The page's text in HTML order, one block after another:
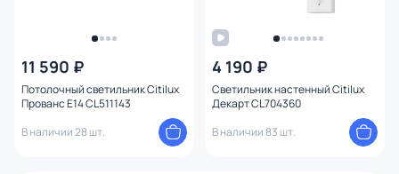
11 590 ₽
Потолочный светильник Citilux
Прованс E14 CL511143
В наличии 28 шт.
4 190 ₽
Светильник настенный Citilux
Декарт CL704360
В наличии 83 шт.